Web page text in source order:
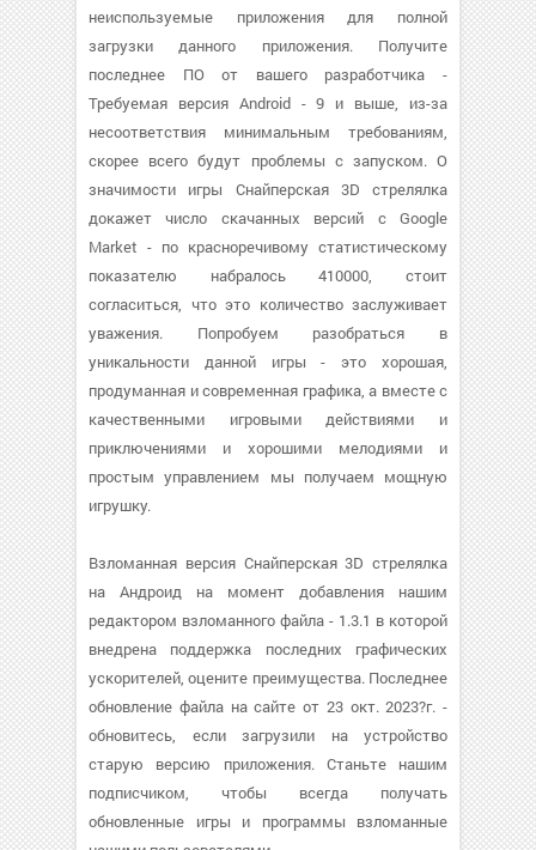
неиспользуемые приложения для полной
загрузки данного приложения. Получите
последнее ПО от вашего разработчика -
Требуемая версия Android - 9 и выше, из-за
несоответствия минимальным требованиям,
скорее всего будут проблемы с запуском. О
значимости игры Снайперская 3D стрелялка
докажет число скачанных версий с Google
Market - по красноречивому статистическому
показателю набралось 410000, стоит
согласиться, что это количество заслуживает
уважения. Попробуем разобраться в
уникальности данной игры - это хорошая,
продуманная и современная графика, а вместе с
качественными игровыми действиями и
приключениями и хорошими мелодиями и
простым управлением мы получаем мощную
игрушку.
Взломанная версия Снайперская 3D стрелялка
на Андроид на момент добавления нашим
редактором взломанного файла - 1.3.1 в которой
внедрена поддержка последних графических
ускорителей, оцените преимущества. Последнее
обновление файла на сайте от 23 окт. 2023?г. -
обновитесь, если загрузили на устройство
старую версию приложения. Станьте нашим
подписчиком, чтобы всегда получать
обновленные игры и программы взломанные